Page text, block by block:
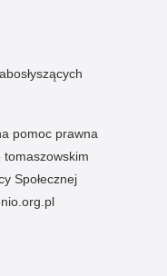
pomoc prawna
tomaszowskim
Społecznej